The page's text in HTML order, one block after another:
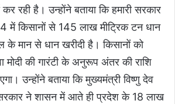
रही है। उन्होंने बताया कि हमारी सरकार
में किसानों से 145 लाख मीट्रिक टन धान
के मान से धान खरीदी है। किसानों को
मोदी की गारंटी के अनुरूप अंतर की राशि
उन्होंने बताया कि मुख्यमंत्री विष्णु देव
ने शासन में आते ही प्रदेश के 18 लाख